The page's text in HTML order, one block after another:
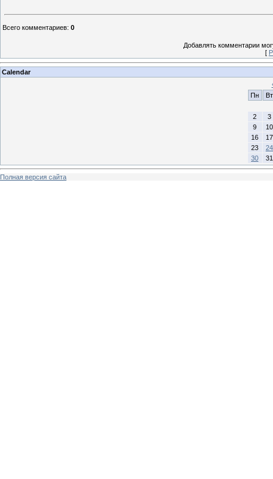
Всего комментариев: 0
Добавлять комментарии
[
Calendar
Пн
Вт
2
3
9
10
16
17
23
24
30
31
Полная версия сайта